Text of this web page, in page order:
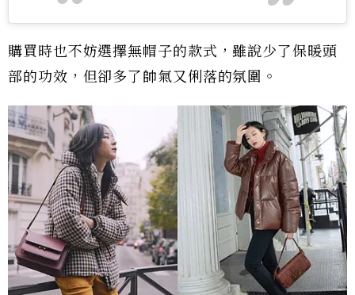
購買時也不妨選擇無帽子的款式，雖說少了保暖頭
部的功效，但卻多了帥氣又俐落的氛圍。